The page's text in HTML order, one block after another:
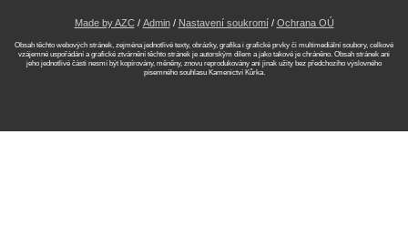
Made by AZC/ Admin/ Nastavení soukromí/ Ochrana OÚ
Obsah těchto webových stránek, zejména jednotlivé texty, obrázky, grafika i grafické prvky či multimediální soubory, celkové
vzájemné uspořádání a grafické ztvárnění těchto stránek je autorským dílem a jako takové je chráněno. Obsah stránek ani
jeho jednotlivé části nesmí být kopírovány, měněny, znovu reprodukovány ani jinak užity bez předchozího výslovného
písemného souhlasu Kamenictví Kůrka.